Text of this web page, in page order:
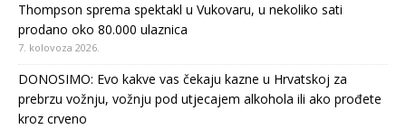
Thompson sprema spektakl u Vukovaru, u nekoliko sati
prodano oko 80.000 ulaznica
7. kolovoza 2026.
DONOSIMO: Evo kakve vas čekaju kazne u Hrvatskoj za
prebrzu vožnju, vožnju pod utjecajem alkohola ili ako prođete
kroz crveno